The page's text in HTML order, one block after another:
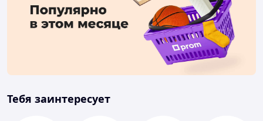
Тебя заинтересует